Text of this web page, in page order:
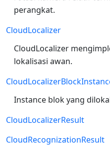
perangkat.
CloudLocalizer
CloudLocalizer
lokalisasi awan.
Instance blok yang
CloudLocalizerResult
CloudRecognizationResult